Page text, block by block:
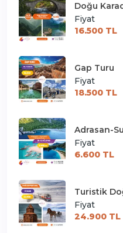
Doğu
Fiyat
16.500 TL
Gap Turu
Fiyat
18.500 TL
Adrasan-
Fiyat
6.600 TL
Turistik
Fiyat
24.900 TL